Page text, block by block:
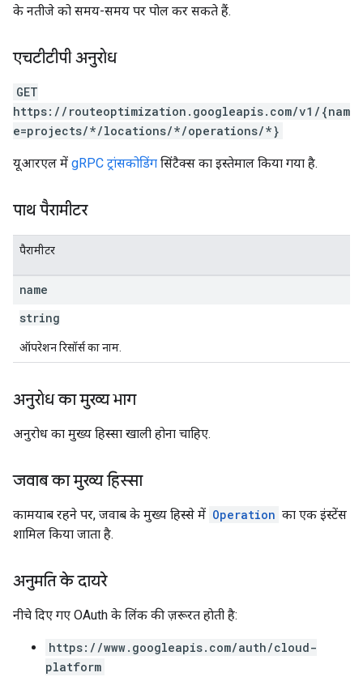
के नतीजे को समय-समय पर पोल कर सकते हैं.
एचटीटीपी अनुरोध
GET
https://routeoptimization.googleapis.com/v1/{nam
e=projects/*/locations/*/operations/*}
यूआरएल में gRPC ट्रांसकोडिंग सिंटैक्स का इस्तेमाल किया गया है.
पाथ पैरामीटर
पैरामीटर
name
string
ऑपरेशन रिसॉर्स का नाम.
अनुरोध का मुख्य भाग
अनुरोध का मुख्य हिस्सा खाली होना चाहिए.
जवाब का मुख्य हिस्सा
कामयाब रहने पर, जवाब के मुख्य हिस्से में Operation का एक इंस्टेंस
शामिल किया जाता है.
अनुमति के दायरे
नीचे दिए गए OAuth के लिंक की ज़रूरत हाेती है:
https://www.googleapis.com/auth/cloud-
platform